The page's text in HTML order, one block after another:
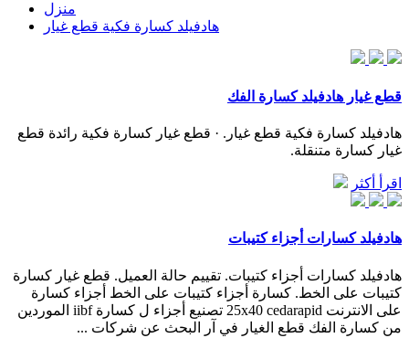
منزل
هادفيلد كسارة فكية قطع غيار
قطع غيار هادفيلد كسارة الفك
هادفيلد كسارة فكية قطع غيار. · قطع غيار كسارة فكية رائدة قطع
غيار كسارة متنقلة.
اقرأ أكثر
هادفيلد كسارات أجزاء كتيبات
هادفيلد كسارات أجزاء كتيبات. تقييم حالة العميل. قطع غيار كسارة
كتيبات على الخط. كسارة أجزاء كتيبات على الخط أجزاء كسارة
على الانترنت 25x40 cedarapid تصنيع أجزاء ل كسارة iibf الموردين
من كسارة الفك قطع الغيار في آر البحث عن شركات ...